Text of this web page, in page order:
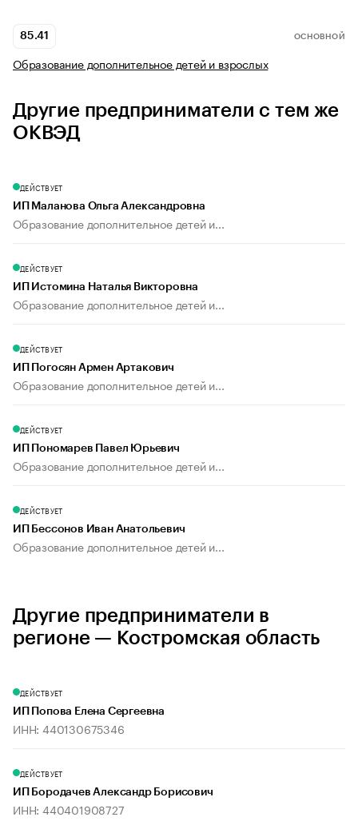
85.41 ОСНОВНОЙ
Образование дополнительное детей и взрослых
Другие предприниматели с тем же
ОКВЭД
ДЕЙСТВУЕТ
ИП Маланова Ольга Александровна
Образование дополнительное детей и...
ДЕЙСТВУЕТ
ИП Истомина Наталья Викторовна
Образование дополнительное детей и...
ДЕЙСТВУЕТ
ИП Погосян Армен Артакович
Образование дополнительное детей и...
ДЕЙСТВУЕТ
ИП Пономарев Павел Юрьевич
Образование дополнительное детей и...
ДЕЙСТВУЕТ
ИП Бессонов Иван Анатольевич
Образование дополнительное детей и...
Другие предприниматели в
регионе — Костромская область
ДЕЙСТВУЕТ
ИП Попова Елена Сергеевна
ИНН: 440130675346
ДЕЙСТВУЕТ
ИП Бородачев Александр Борисович
ИНН: 440401908727